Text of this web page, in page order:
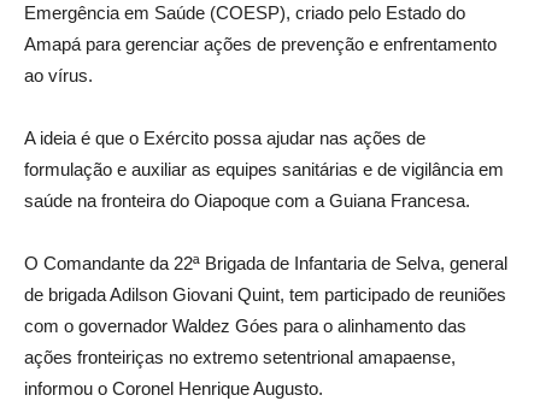
Emergência em Saúde (COESP), criado pelo Estado do
Amapá para gerenciar ações de prevenção e enfrentamento
ao vírus.
A ideia é que o Exército possa ajudar nas ações de
formulação e auxiliar as equipes sanitárias e de vigilância em
saúde na fronteira do Oiapoque com a Guiana Francesa.
O Comandante da 22ª Brigada de Infantaria de Selva, general
de brigada Adilson Giovani Quint, tem participado de reuniões
com o governador Waldez Góes para o alinhamento das
ações fronteiriças no extremo setentrional amapaense,
informou o Coronel Henrique Augusto.